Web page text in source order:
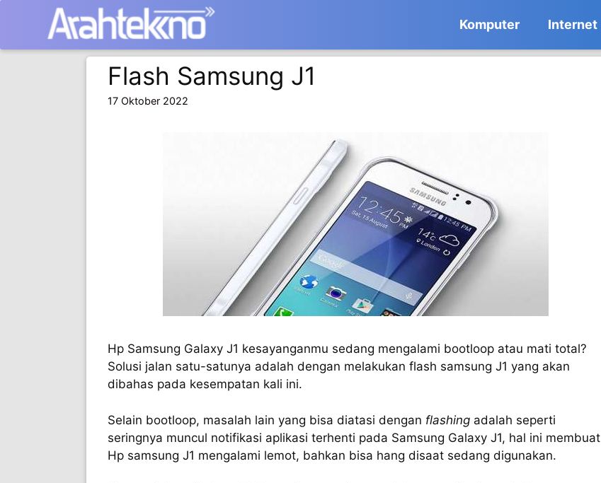
Komputer Internet
Flash Samsung J1
17 Oktober 2022
Hp Samsung Galaxy J1 kesayanganmu sedang mengalami bootloop atau mati total?
Solusi jalan satu-satunya adalah dengan melakukan flash samsung J1 yang akan
dibahas pada kesempatan kali ini.
Selain bootloop, masalah lain yang bisa diatasi dengan flashing adalah seperti
seringnya muncul notifikasi aplikasi terhenti pada Samsung Galaxy J1, hal ini membuat
Hp samsung J1 mengalami lemot, bahkan bisa hang disaat sedang digunakan.